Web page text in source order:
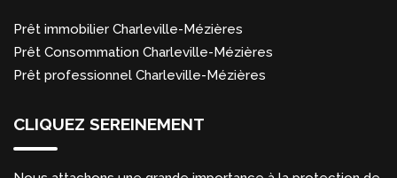
Prêt immobilier Charleville-Mézières
Prêt Consommation Charleville-Mézières
Prêt professionnel Charleville-Mézières
CLIQUEZ SEREINEMENT